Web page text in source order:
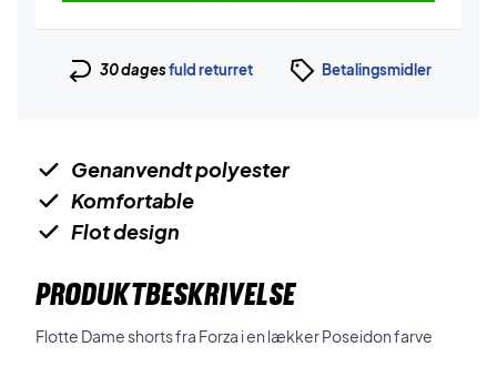
30 dagesfuld returret Betalingsmidler
Genanvendt polyester
Komfortable
Flot design
PRODUKTBESKRIVELSE
Flotte Dame shorts fra Forza i en lækker Poseidon farve